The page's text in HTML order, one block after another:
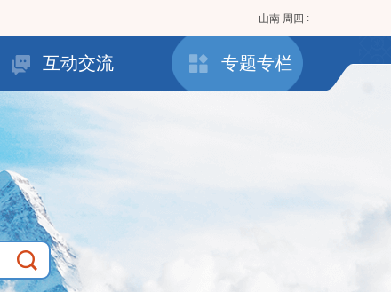
山南 周四 :
互动交流 专题专栏